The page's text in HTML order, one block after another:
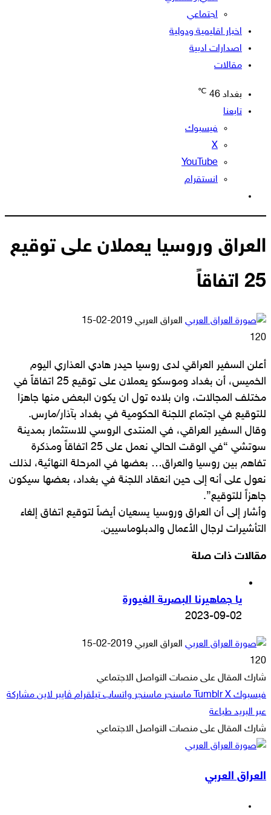
اجتماعي
اخبار اقليمية ودولية
اصدارات ادبية
مقالات
بغداد 46
℃
تابعنا
فيسبوك
‫X
‫YouTube
انستقرام
المظلم
العراق وروسيا يعملان على توقيع
25 اتفاقاً
العراق العربي أرسل
2019-02-15
120
أعلن السفير العراقي لدى روسيا حيدر هادي العذاري اليوم
الخميس، أن بغداد وموسكو يعملان على توقيع 25 اتفاقاً في
مختلف المجالات، وان بلاده تول ان يكون البعض منها جاهزا
للتوقيع في اجتماع اللجنة الحكومية في بغداد بآذار/مارس.
وقال السفير العراقي، في المنتدى الروسي للاستثمار بمدينة
سوتشي “في الوقت الحالي نعمل على 25 اتفاقاً ومذكرة
تفاهم بين روسيا والعراق… بعضها في المرحلة النهائية، لذلك
نعول على أنه إلى حين انعقاد اللجنة في بغداد، بعضها سيكون
جاهزاً للتوقيع”.
وأشار إلى أن العراق وروسيا يسعيان أيضاً لتوقيع اتفاق إلغاء
التأشيرات لرجال الأعمال والدبلوماسيين.
مقالات ذات صلة
يا جماهيرنا البصرية الغيورة
2023-09-02
العراق العربي أرسل
إلكترونيا
2019-02-15
120
شارك المقال على منصات التواصل الاجتماعي
فيسبوك ‫X ماسنجر ماسنجر واتساب تيلقرام ڤايبر لاين مشاركة
عبر البريد طباعة
شارك المقال على منصات التواصل الاجتماعي
فيسبوك
‫X
ماسنجر
ماسنجر
واتساب
تيلقرام
ڤايبر
لاين
مشاركة
البريد
طباعة
العراق العربي